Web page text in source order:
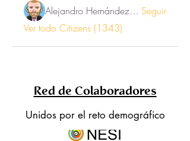
Alejandro Hernández Renner Seguir
Ver todo Citizens (1343)
Red de Colaboradores
Unidos por el reto demográfico